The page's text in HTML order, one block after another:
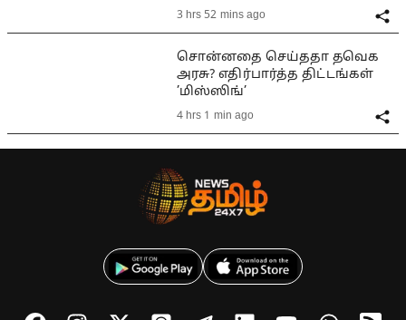
3 hrs 52 mins ago
சொன்னதை செய்ததா தவெக
அரசு? எதிர்பார்த்த திட்டங்கள்
’மிஸ்ஸிங்’
4 hrs 1 min ago